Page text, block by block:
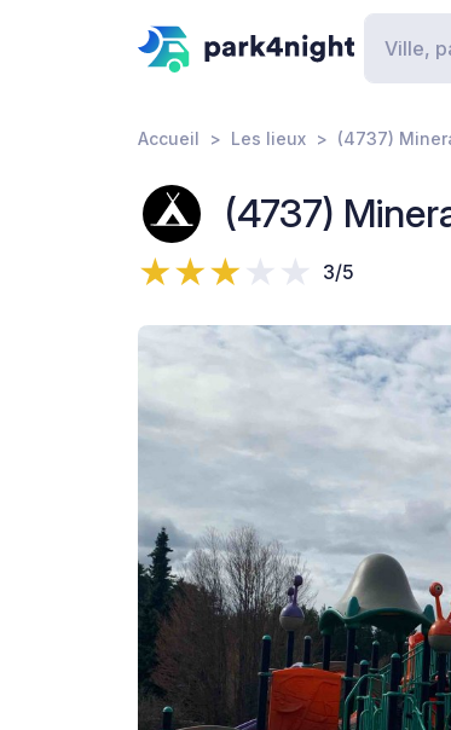
Accueil Les lieux (4737)
(4737)
3/5